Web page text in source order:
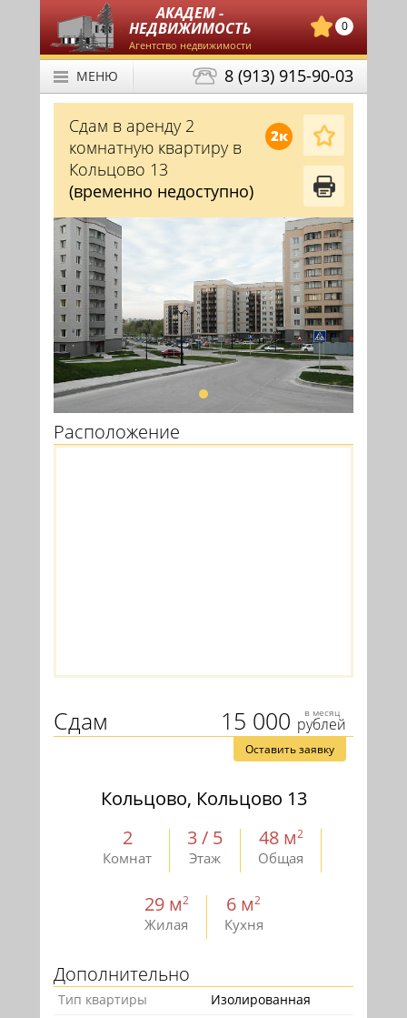
АКАДЕМ -
НЕДВИЖИМОСТЬ
Агентство недвижимости
0
8 (913) 915-90-03
МЕНЮ
2к
Сдам в аренду 2
комнатную квартиру в
Кольцово 13
(временно недоступно)
Расположение
15 000 в месяц
рублей
Сдам
Оставить заявку
Кольцово, Кольцово 13
2
Комнат
3 / 5
Этаж
48 м2
Общая
29 м2
Жилая
6 м2
Кухня
Дополнительно
Тип квартиры
Изолированная